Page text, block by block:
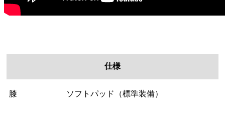
仕様
膝 ソフトパッド（標準装備）